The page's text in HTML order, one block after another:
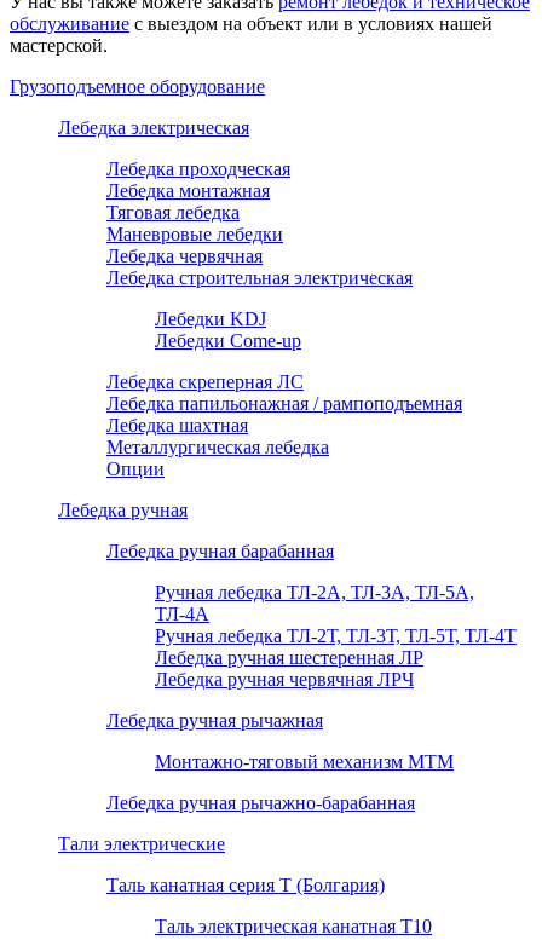
обслуживание с выездом на объект или в условиях нашей
мастерской.
Грузоподъемное оборудование
Лебедка электрическая
Лебедка проходческая
Лебедка монтажная
Тяговая лебедка
Маневровые лебедки
Лебедка червячная
Лебедка строительная электрическая
Лебедки KDJ
Лебедки Come-up
Лебедка скреперная ЛС
Лебедка папильонажная / рампоподъемная
Лебедка шахтная
Металлургическая лебедка
Опции
Лебедка ручная
Лебедка ручная барабанная
Ручная лебедка ТЛ-2А, ТЛ-3А, ТЛ-5А,
ТЛ-4А
Ручная лебедка ТЛ-2Т, ТЛ-3Т, ТЛ-5Т, ТЛ-4Т
Лебедка ручная шестеренная ЛР
Лебедка ручная червячная ЛРЧ
Лебедка ручная рычажная
Монтажно-тяговый механизм МТМ
Лебедка ручная рычажно-барабанная
Тали электрические
Таль канатная серия Т (Болгария)
Таль электрическая канатная Т10